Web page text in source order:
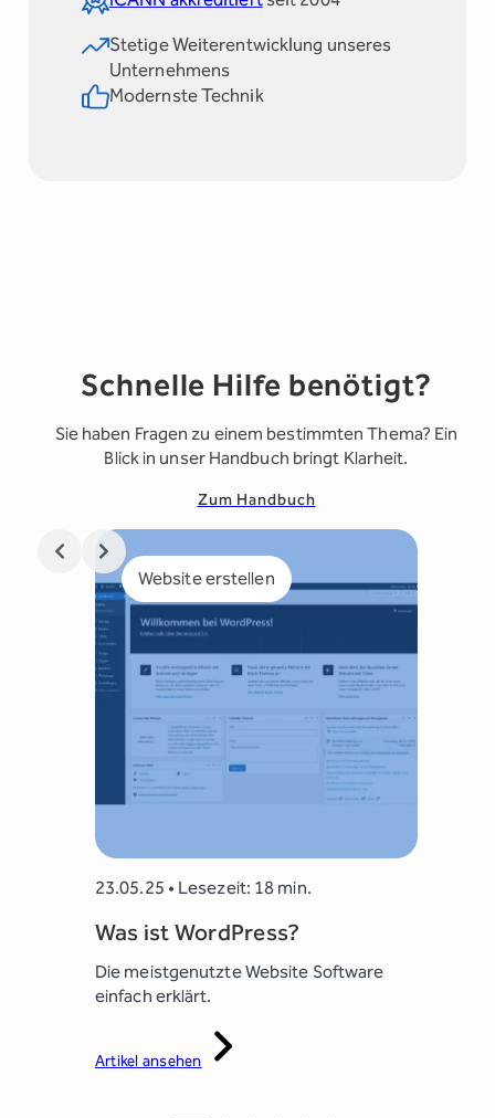
Stetige Weiterentwicklung unseres
Unternehmens
Modernste Technik
Schnelle Hilfe benötigt?
Sie haben Fragen zu einem bestimmten Thema? Ein
Blick in unser Handbuch bringt Klarheit.
Zum Handbuch
Website erstellen
23.05.25 • Lesezeit: 18 min.
Was ist WordPress?
Die meistgenutzte Website Software
einfach erklärt.
Artikel ansehen